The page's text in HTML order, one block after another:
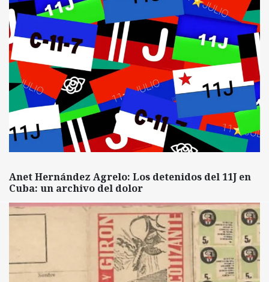
Anet Hernández Agrelo: Los detenidos del 11J en
Cuba: un archivo del dolor